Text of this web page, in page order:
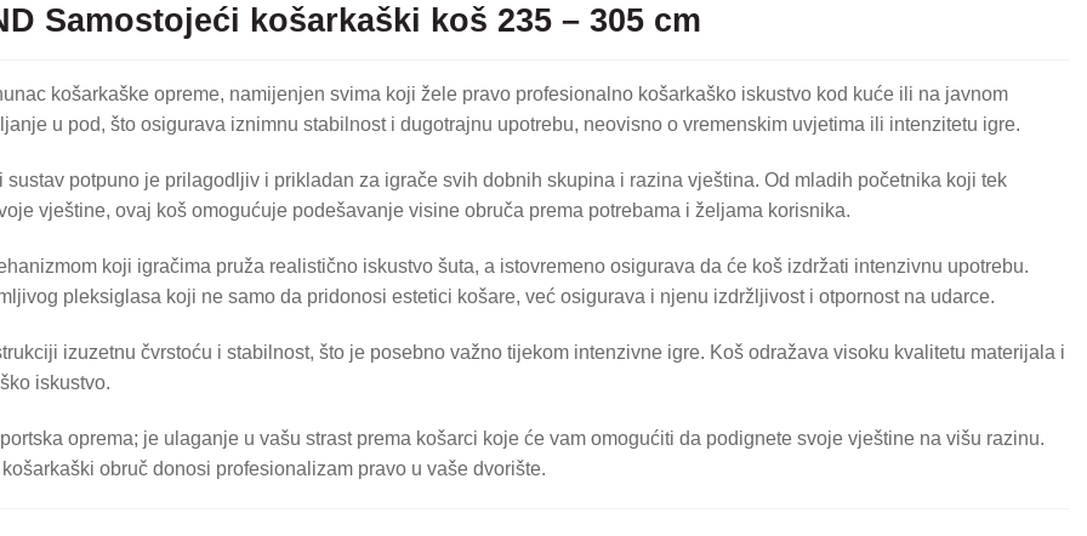
Samostojeći košarkaški koš 235 – 305 cm
košarkaške opreme, namijenjen svima koji žele pravo profesionalno košarkaško iskustvo kod kuće ili na javnom
u pod, što osigurava iznimnu stabilnost i dugotrajnu upotrebu, neovisno o vremenskim uvjetima ili intenzitetu igre.
potpuno je prilagodljiv i prikladan za igrače svih dobnih skupina i razina vještina. Od mladih početnika koji tek
vještine, ovaj koš omogućuje podešavanje visine obruča prema potrebama i željama korisnika.
koji igračima pruža realistično iskustvo šuta, a istovremeno osigurava da će koš izdržati intenzivnu upotrebu.
pleksiglasa koji ne samo da pridonosi estetici košare, već osigurava i njenu izdržljivost i otpornost na udarce.
izuzetnu čvrstoću i stabilnost, što je posebno važno tijekom intenzivne igre. Koš odražava visoku kvalitetu materijala i
iskustvo.
oprema; je ulaganje u vašu strast prema košarci koje će vam omogućiti da podignete svoje vještine na višu razinu.
obruč donosi profesionalizam pravo u vaše dvorište.